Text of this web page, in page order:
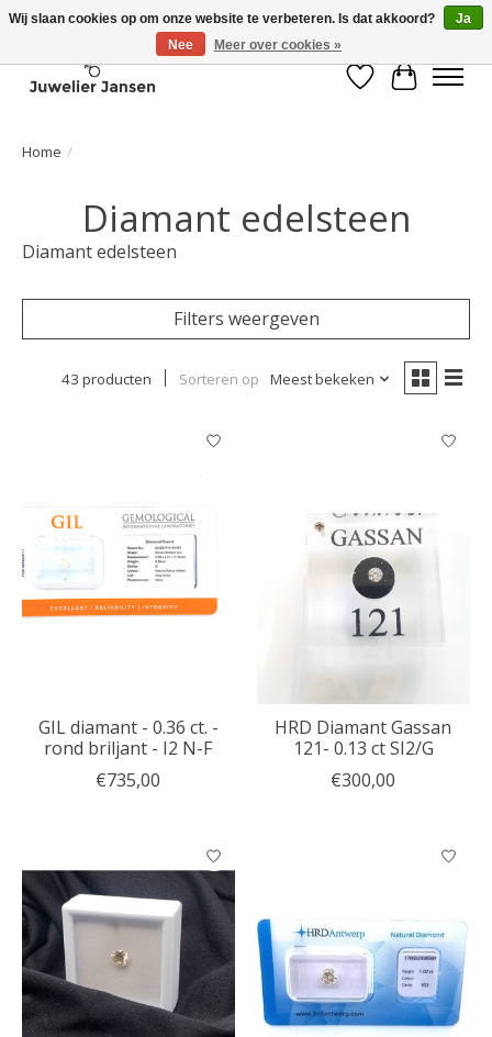
Verlanglijst
Home /
Diamant edelsteen
Diamant edelsteen
Filters weergeven
43 producten Sorteren op Meest bekeken
GIL diamant - 0.36 ct. -
rond briljant - I2 N-F
€735,00
HRD Diamant Gassan
121- 0.13 ct SI2/G
€300,00
Wij slaan cookies op om onze website te verbeteren. Is dat akkoord?
Ja
Nee
Meer over cookies »